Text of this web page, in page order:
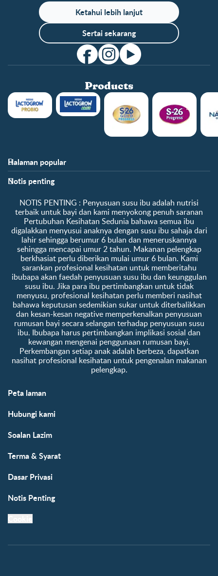
Ketahui lebih lanjut
Sertai sekarang
Products
Halaman popular
Bantuan
Soalan Lazim
Hubungi kami
Tentang kami
Info kelab
Ke log masuk / daftar
Sampel percuma
Notis penting
​NOTIS PENTING :​ Penyusuan susu ibu adalah nutrisi
terbaik untuk bayi dan kami menyokong penuh saranan
Pertubuhan Kesihatan Sedunia bahawa semua ibu
digalakkan menyusui anaknya dengan susu ibu sahaja dari
lahir sehingga berumur 6 bulan dan meneruskannya
sehingga mencapai umur 2 tahun. Makanan pelengkap
berkhasiat perlu diberikan mulai umur 6 bulan. Kami
sarankan profesional kesihatan untuk memberitahu
ibubapa akan faedah penyusuan susu ibu dan keunggulan
susu ibu. Jika para ibu pertimbangkan untuk tidak
menyusu, profesional kesihatan perlu memberi nasihat
bahawa keputusan sedemikian sukar untuk diterbalikkan
dan kesan-kesan negative memperkenalkan penyusuan
rumusan bayi secara selangan terhadap penyusuan susu
ibu. Ibubapa harus pertimbangkan implikasi sosial dan
kewangan mengenai penggunaan rumusan bayi.
Perkembangan setiap anak adalah berbeza, dapatkan
nasihat profesional kesihatan untuk pengenalan makanan
pelengkap.
Peta laman
Hubungi kami
Soalan Lazim
Terma & Syarat
Dasar Privasi
Notis Penting